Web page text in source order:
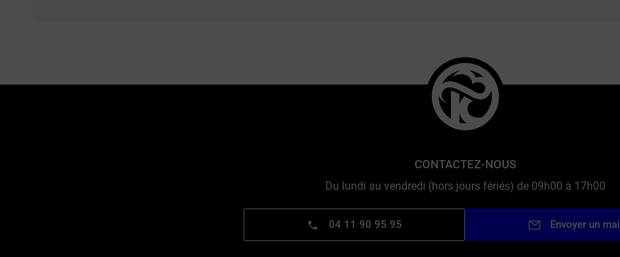
CONTACTEZ-NOUS
Du lundi au vendredi (hors jours fériés) de 09h00 à 17h00
04 11 90 95 95 Envoyer un mail